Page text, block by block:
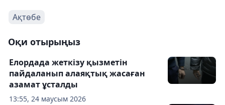
Ақтөбе
Оқи отырыңыз
13:55, 24 маусым 2026
Елордада жеткізу қызметін
пайдаланып алаяқтық жасаған
азамат ұсталды